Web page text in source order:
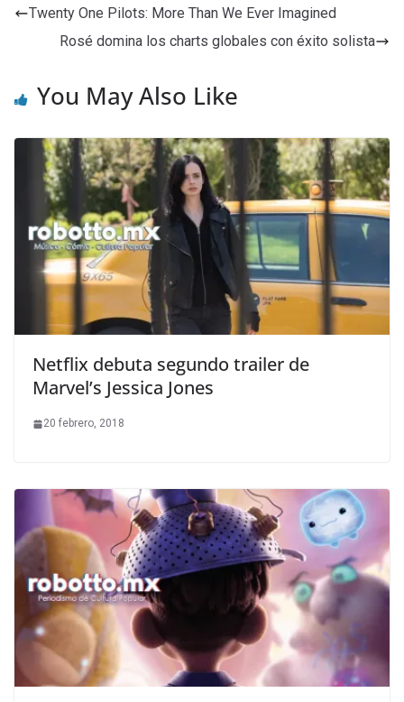
Twenty One Pilots: More Than We Ever Imagined
Rosé domina los charts globales con éxito solista
You May Also Like
Netflix debuta segundo trailer de
Marvel’s Jessica Jones
20 febrero, 2018